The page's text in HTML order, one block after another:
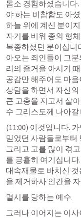
몸소 경험하셨습니다
야 하는 비참함도 아
하늘 위에 계신 분이
자기를 비워 종의 형
복종하셨던 분이십니
아오는 죄인들이 그
리의 즐거을 아시기
공감만 해주어도 마
상담을 하면서 자신
큰 고충을 지고서 살
수 그리스도께 나아
(11:00) 이것입니다.
믿었던 사람들로부터
그리고 고를 많이 겪
를 긍휼히 여기십니
대속재물로 바치신
을 제거하사 인간을
멸시를 당하는 예수.
그러나 이어지는 이